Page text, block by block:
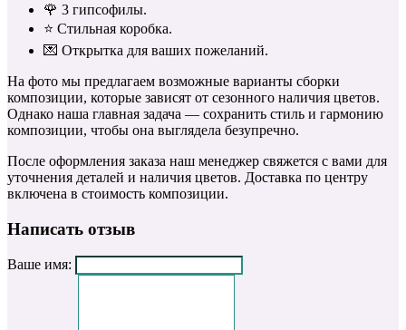
🌹 3 гипсофилы.
⭐️ Стильная коробка.
💌 Открытка для ваших пожеланий.
На фото мы предлагаем возможные варианты сборки
композиции, которые зависят от сезонного наличия цветов.
Однако наша главная задача — сохранить стиль и гармонию
композиции, чтобы она выглядела безупречно.
После оформления заказа наш менеджер свяжется с вами для
уточнения деталей и наличия цветов. Доставка по центру
включена в стоимость композиции.
Написать отзыв
Ваше имя: